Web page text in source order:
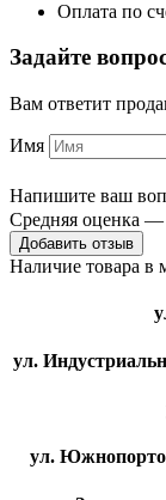
Оплата по
Задайте
Вам ответит
Имя
Напишите ваш
Средняя оценка —
Добавить отзыв
Наличие товара в
ул.
ул.